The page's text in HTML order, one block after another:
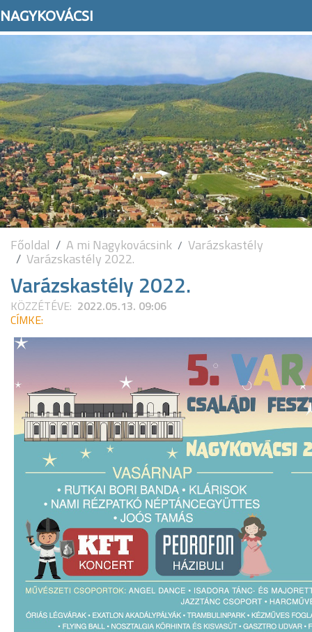
NAGYKOVÁCSI
Főoldal A mi Nagykovácsink Varázskastély
Varázskastély 2022.
Varázskastély 2022.
KÖZZÉTÉVE: 2022.05.13. 09:06
CÍMKE: